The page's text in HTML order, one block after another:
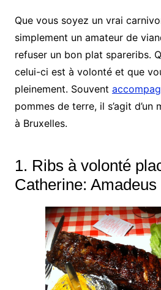
Que vous soyez un vrai
simplement un amateur de
refuser un bon plat spareribs.
celui-ci est à volonté et que
pleinement. Souvent
pommes de terre, il s’agit d’un
à Bruxelles.
1. Ribs à volonté
Catherine: